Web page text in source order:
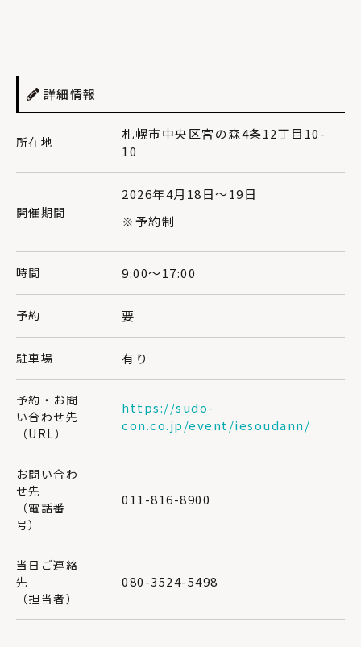
詳細情報
所在地
札幌市中央区宮の森4条12丁目10-
10
開催期間
2026年4月18日〜19日
※予約制
時間 9:00〜17:00
予約 要
駐車場 有り
予約・お問
い合わせ先
（URL）
https://sudo-
con.co.jp/event/iesoudann/
お問い合わ
せ先
（電話番
号）
011-816-8900
当日ご連絡
先
（担当者）
080-3524-5498